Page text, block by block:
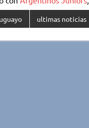
ultimas noticias